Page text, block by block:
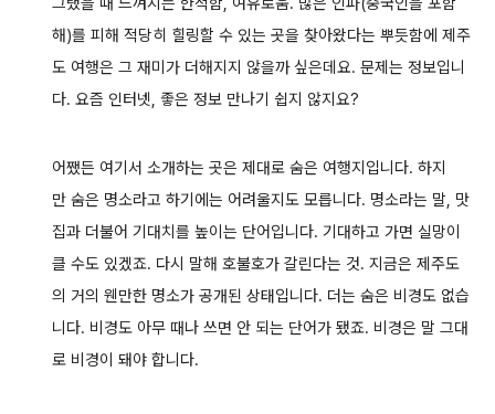
해)를 피해 적당히 힐링할 수 있는 곳을 찾아왔다는 뿌듯함에 제주
도 여행은 그 재미가 더해지지 않을까 싶은데요. 문제는 정보입니
다. 요즘 인터넷, 좋은 정보 만나기 쉽지 않지요?
어쨌든 여기서 소개하는 곳은 제대로 숨은 여행지입니다. 하지
만 숨은 명소라고 하기에는 어려울지도 모릅니다. 명소라는 말, 맛
집과 더불어 기대치를 높이는 단어입니다. 기대하고 가면 실망이
클 수도 있겠죠. 다시 말해 호불호가 갈린다는 것. 지금은 제주도
의 거의 웬만한 명소가 공개된 상태입니다. 더는 숨은 비경도 없습
니다. 비경도 아무 때나 쓰면 안 되는 단어가 됐죠. 비경은 말 그대
로 비경이 돼야 합니다.